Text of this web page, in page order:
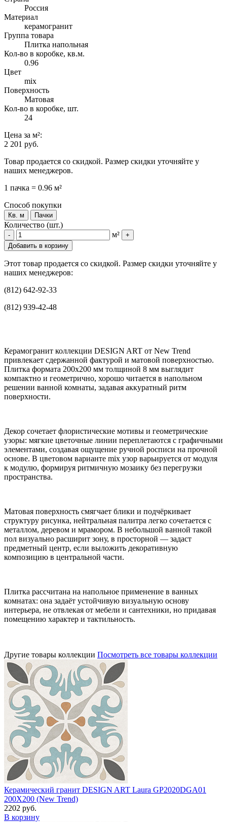
Россия
Материал
керамогранит
Группа товара
Плитка напольная
Кол-во в коробке, кв.м.
0.96
Цвет
mix
Поверхность
Матовая
Кол-во в коробке, шт.
24
Цена за м²:
2 201 руб.
Товар продается со скидкой. Размер скидки уточняйте у
наших менеджеров.
1 пачка = 0.96 м²
Способ покупки
Кв. м Пачки
Количество (шт.)
- м²
+
Добавить в корзину
Этот товар продается со скидкой. Размер скидки уточняйте у
наших менеджеров:
(812) 642-92-33
(812) 939-42-48
Керамогранит коллекции DESIGN ART от New Trend
привлекает сдержанной фактурой и матовой поверхностью.
Плитка формата 200x200 мм толщиной 8 мм выглядит
компактно и геометрично, хорошо читается в напольном
решении ванной комнаты, задавая аккуратный ритм
поверхности.
Декор сочетает флористические мотивы и геометрические
узоры: мягкие цветочные линии переплетаются с графичными
элементами, создавая ощущение ручной росписи на прочной
основе. В цветовом варианте mix узор варьируется от модуля
к модулю, формируя ритмичную мозаику без перегрузки
пространства.
Матовая поверхность смягчает блики и подчёркивает
структуру рисунка, нейтральная палитра легко сочетается с
металлом, деревом и мрамором. В небольшой ванной такой
пол визуально расширит зону, в просторной — задаст
предметный центр, если выложить декоративную
композицию в центральной части.
Плитка рассчитана на напольное применение в ванных
комнатах: она задаёт устойчивую визуальную основу
интерьера, не отвлекая от мебели и сантехники, но придавая
помещению характер и тактильность.
Другие товары коллекции Посмотреть все товары коллекции
Керамический гранит DESIGN ART Laura GP2020DGA01
200X200 (New Trend)
2202 руб.
В корзину